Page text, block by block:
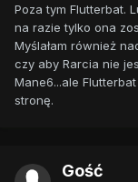
Poza tym Flutterbat.
na razie tylko ona
Myślałam również
czy aby Rarcia nie
Mane6...ale
stronę.
Gość